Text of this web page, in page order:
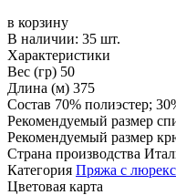
в корзину
В наличии: 35 шт.
Характеристики
Вес (гр) 50
Длина (м) 375
Состав 70% полиэстер;
Рекомендуемый размер
Рекомендуемый размер
Страна производства
Категория Пряжа с
Цветовая карта